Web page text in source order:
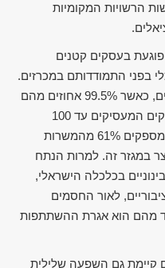
הרשויות המקומיות
בעסקים קטנים
בפני התמודדותם במכרזים.
במדינת ישראל קיימים 520,000 עסקים, כאשר 99.5% אחוזים מהם
הינם עסקים קטנים ובינוניים, קרי עסקים המעסיקים עד 100
עובדים. העסקים הקטנים והבינוניים מספקים 61% מהמשרות
ומייצרים כ-53% מהתוצר במגזר זה. למרות הנתח
בכלכלה הישראלי,
ציבוריים, לאור החסמים
מהם הוא אגרת ההשתתפות
קיימת גם השפעה שלילית